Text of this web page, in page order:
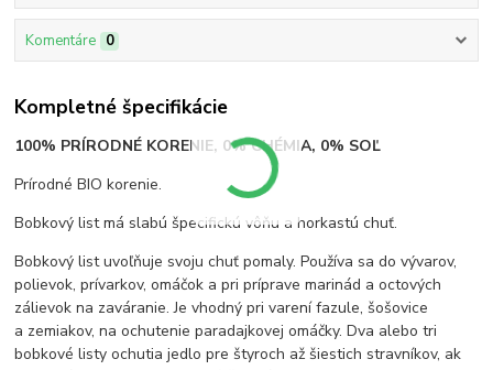
Komentáre 0
Kompletné špecifikácie
100% PRÍRODNÉ KORENIE, 0% CHÉMIA, 0% SOĽ
Prírodné BIO korenie.
Bobkový list má slabú špecifickú vôňu a horkastú chuť.
Bobkový list uvoľňuje svoju chuť pomaly. Používa sa do vývarov,
polievok, prívarkov, omáčok a pri príprave marinád a octových
zálievok na zaváranie. Je vhodný pri varení fazule, šošovice
a zemiakov, na ochutenie paradajkovej omáčky. Dva alebo tri
bobkové listy ochutia jedlo pre štyroch až šiestich stravníkov, ak